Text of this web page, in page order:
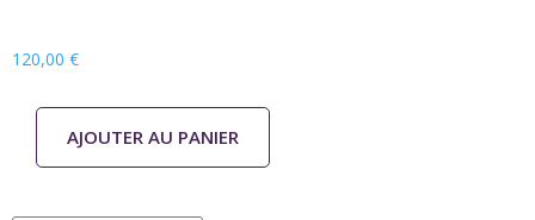
120,00 €
AJOUTER AU PANIER